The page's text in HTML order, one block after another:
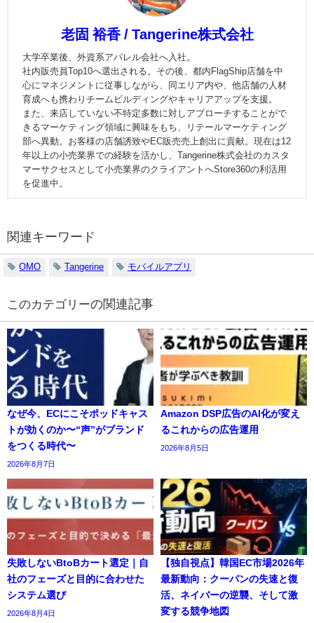
老固 裕香 / Tangerine株式会社
大学卒業後、外資系アパレル会社へ入社。
社内販売員Top10へ選出される。その後、都内FlagShip店舗を中
心にマネジメントに従事しながら、同エリア内や、他店舗の人材
育成へも携わりチームビルディングやキャリアアップを支援。
また、来店していない不特定多数に対しアプローチすることがで
きるマーケティング領域に興味をもち、リテールマーケティング
部へ異動。お客様の店舗誘致やEC販売売上創出に貢献。現在は12
年以上の小売業界での経験を活かし、Tangerine株式会社のカスタ
マーサクセスとして小売業界のクライアントへStore360の利活用
を促進中。
関連キーワード
OMO Tangerine モバイルアプリ
の関連記事
なぜ今、ECにこそポッドキャス
トが効くのか〜“声”がブランド
をつくる時代〜
2026年8月7日
Amazon DSP広告のAI化が変え
るこれからの広告運用
2026年8月5日
失敗しないBtoBカート選定｜自
社のフェーズと目的に合わせた
システム選び
2026年8月4日
【独自視点】韓国EC市場2026年
最新動向：クーパンの失速と復
活、ネイバーの逆襲、そして激
変する競争地図